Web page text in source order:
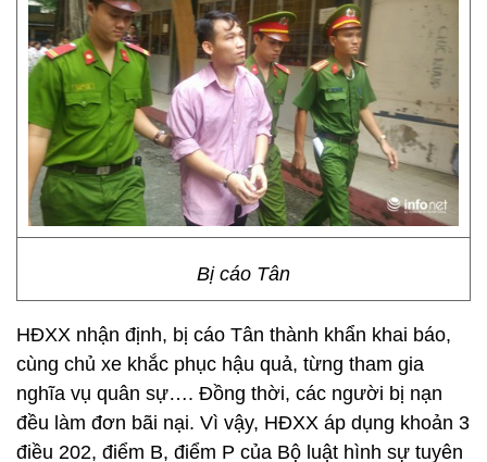
Bị cáo Tân
HĐXX nhận định, bị cáo Tân thành khẩn khai báo,
cùng chủ xe khắc phục hậu quả, từng tham gia
nghĩa vụ quân sự…. Đồng thời, các người bị nạn
đều làm đơn bãi nại. Vì vậy, HĐXX áp dụng khoản 3
điều 202, điểm B, điểm P của Bộ luật hình sự tuyên